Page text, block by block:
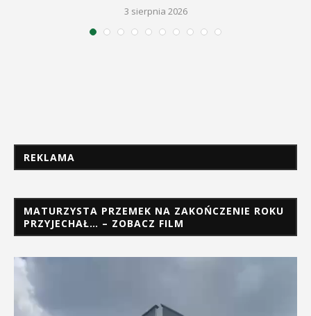
3 sierpnia 2026
REKLAMA
MATURZYSTA PRZEMEK NA ZAKOŃCZENIE ROKU
PRZYJECHAŁ… – ZOBACZ FILM
Odtwarzacz